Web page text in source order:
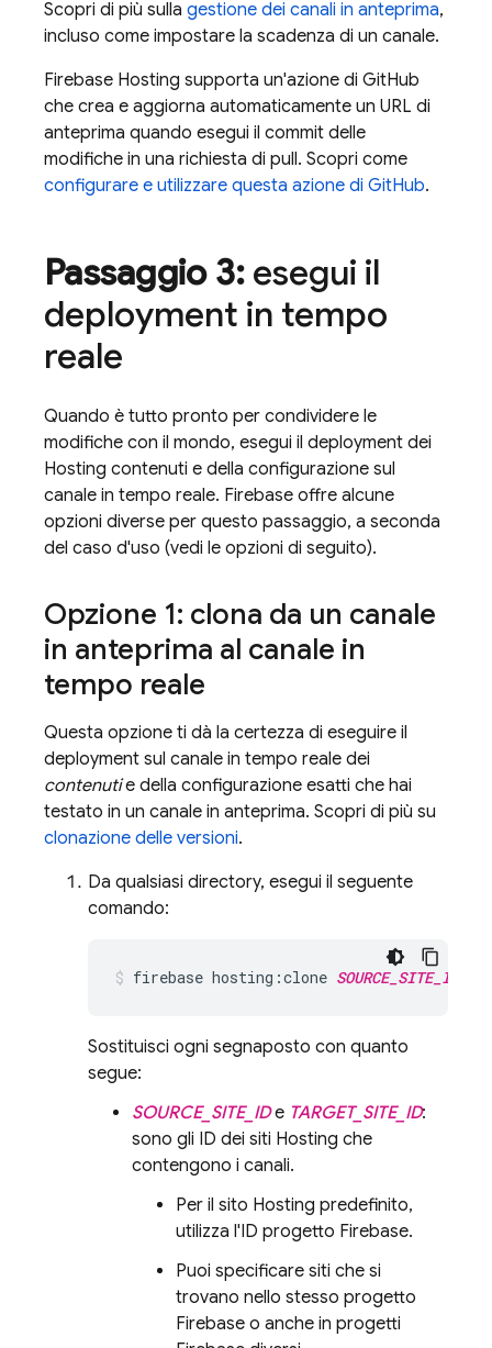
Scopri di più sulla gestione dei canali in anteprima,
incluso come impostare la scadenza di un canale.
Firebase Hosting supporta un'azione di GitHub
che crea e aggiorna automaticamente un URL di
anteprima quando esegui il commit delle
modifiche in una richiesta di pull. Scopri come
configurare e utilizzare questa azione di GitHub.
Passaggio 3: esegui il
deployment in tempo
reale
Quando è tutto pronto per condividere le
modifiche con il mondo, esegui il deployment dei
Hosting contenuti e della configurazione sul
canale in tempo reale. Firebase offre alcune
opzioni diverse per questo passaggio, a seconda
del caso d'uso (vedi le opzioni di seguito).
Opzione 1: clona da un canale
in anteprima al canale in
tempo reale
Questa opzione ti dà la certezza di eseguire il
deployment sul canale in tempo reale dei
contenutie della configurazione esatti che hai
testato in un canale in anteprima. Scopri di più su
clonazione delle versioni.
Da qualsiasi directory, esegui il seguente
comando:
firebase hosting:clone SOURCE_SITE_ID
Sostituisci ogni segnaposto con quanto
segue:
SOURCE_SITE_IDe TARGET_SITE_ID:
sono gli ID dei siti Hosting che
contengono i canali.
Per il sito Hosting predefinito,
utilizza l'ID progetto Firebase.
Puoi specificare siti che si
trovano nello stesso progetto
Firebase o anche in progetti